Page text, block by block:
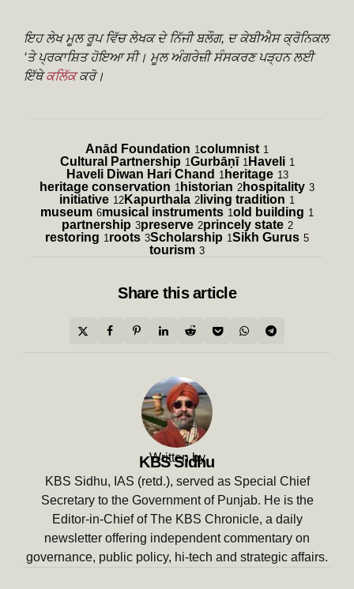
ਇਹ ਲੇਖ ਮੂਲ ਰੂਪ ਵਿੱਚ ਲੇਖਕ ਦੇ ਨਿੱਜੀ ਬਲੌਗ, ਦ ਕੇਬੀਐਸ ਕ੍ਰੋਨਿਕਲ
‘ਤੇ ਪ੍ਰਕਾਸ਼ਿਤ ਹੋਇਆ ਸੀ। ਮੂਲ ਅੰਗਰੇਜ਼ੀ ਸੰਸਕਰਣ ਪੜ੍ਹਨ ਲਈ
ਇੱਥੇਕਲਿੱਕਕਰੋ।
Anād Foundation 1columnist 1
Cultural Partnership 1Gurbāṇī 1 Haveli 1
Haveli Diwan Hari Chand 1 heritage 13
heritage conservation 1 historian 2 hospitality 3
initiative 12 Kapurthala 2 living tradition 1
museum 6musical instruments 1old building 1
partnership 3preserve 2princely state 2
restoring 1roots 3Scholarship 1Sikh Gurus 5
tourism 3
Share this article
Written by
KBS Sidhu
KBS Sidhu, IAS (retd.), served as Special Chief
Secretary to the Government of Punjab. He is the
Editor-in-Chief of The KBS Chronicle, a daily
newsletter offering independent commentary on
governance, public policy, hi-tech and strategic affairs.